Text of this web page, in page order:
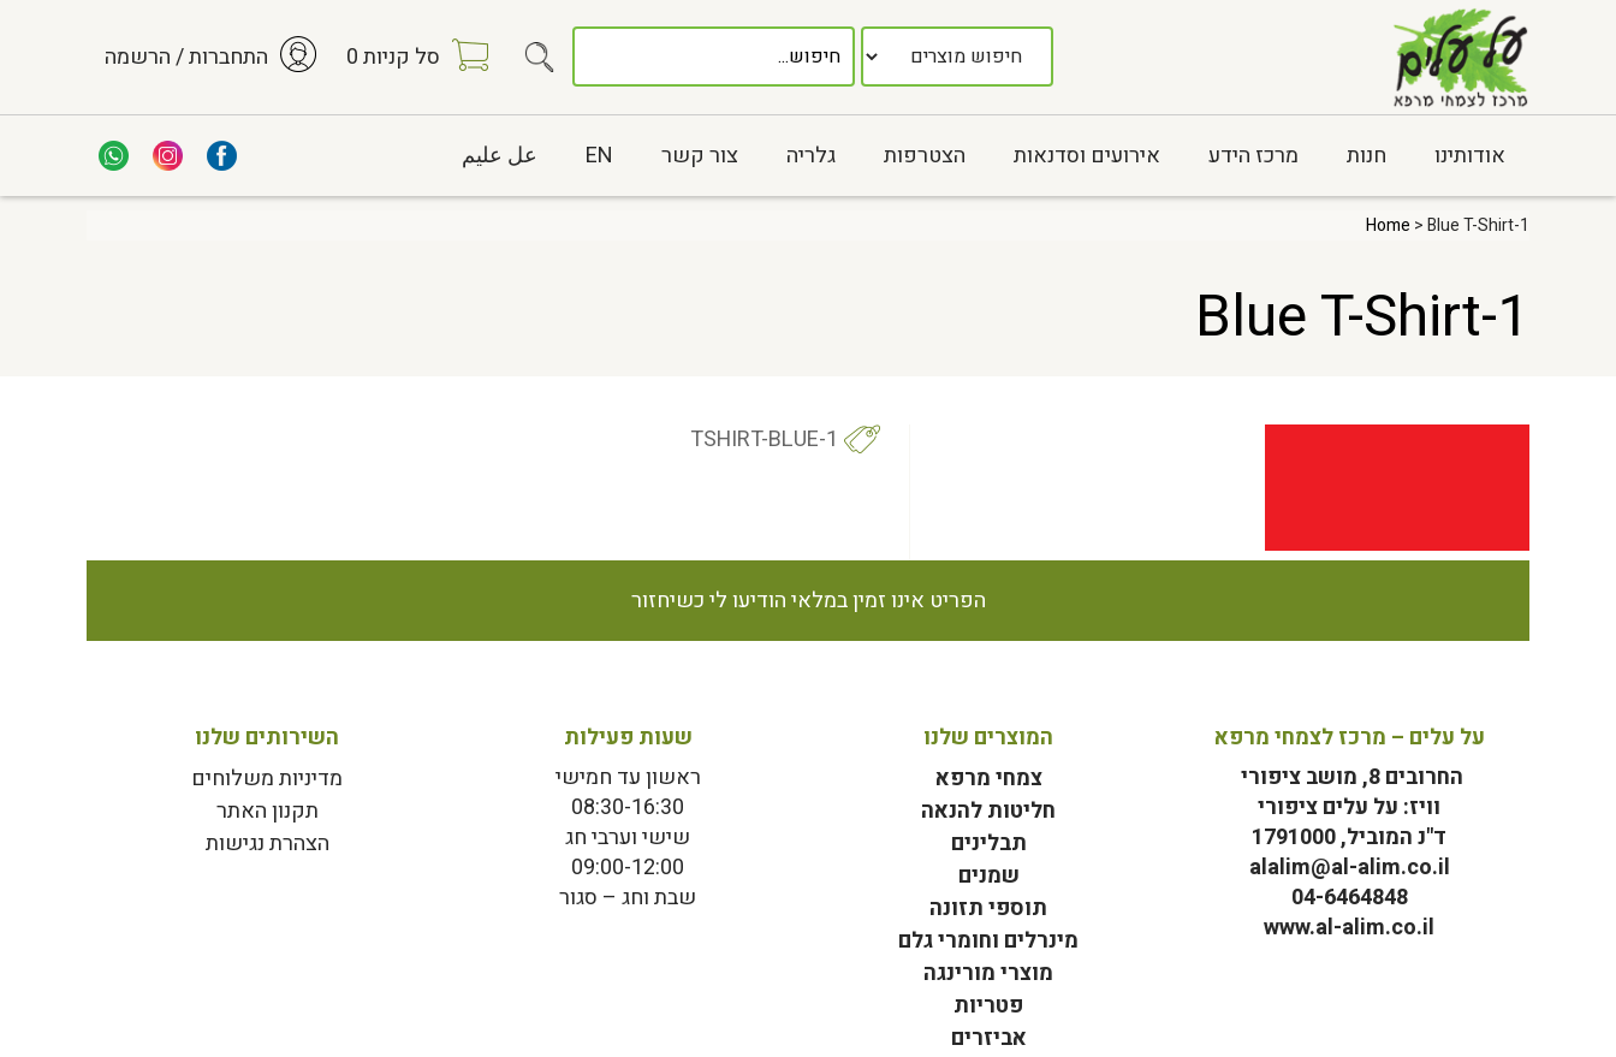
סל קניות0 התחברות / הרשמה
אודותינו חנות מרכז הידע אירועים וסדנאות הצטרפות גלריה צור קשר EN عل عليم
Home > Blue T-Shirt-1
Blue T-Shirt-1
TSHIRT-BLUE-1
הפריט אינו זמין במלאי הודיעו לי כשיחזור
על עלים – מרכז לצמחי מרפא
החרובים 8, מושב ציפורי
וויז: על עלים ציפורי
ד"נ המוביל, 1791000
alalim@al-alim.co.il
04-6464848
www.al-alim.co.il
המוצרים שלנו
צמחי מרפא
חליטות להנאה
תבלינים
שמנים
תוספי תזונה
מינרלים וחומרי גלם
מוצרי מורינגה
פטריות
אביזרים
שעות פעילות
ראשון עד חמישי
08:30-16:30
שישי וערבי חג
09:00-12:00
שבת וחג – סגור
השירותים שלנו
מדיניות משלוחים
תקנון האתר
הצהרת נגישות